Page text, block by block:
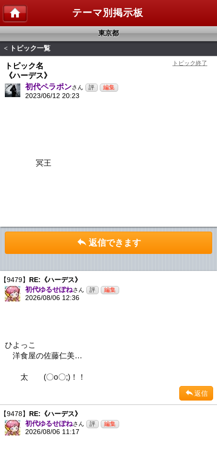
テーマ別掲示板
東京都
< トピック一覧
トピック名
《ハーデス》
初代ペラポンさん
2023/06/12 20:23
冥王
返信できます
【9479】 RE:《ハーデス》
初代ゆるせぽねさん
2026/08/06 12:36
ひよっこ
洋食屋の佐藤仁美…
太 (〇o〇;)！！
返信
【9478】 RE:《ハーデス》
初代ゆるせぽねさん
2026/08/06 11:17